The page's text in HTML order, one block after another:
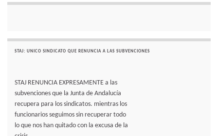
STAJ: UNICO SINDICATO QUE RENUNCIA A LAS SUBVENCIONES
STAJ RENUNCIA EXPRESAMENTE a las
subvenciones que la Junta de Andalucía
recupera para los sindicatos. mientras los
funcionarios seguimos sin recuperar todo
lo que nos han quitado con la excusa de la